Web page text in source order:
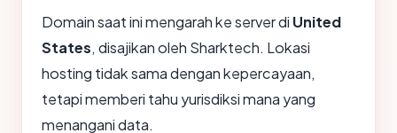
Domain saat ini mengarah ke server di United
States, disajikan oleh Sharktech. Lokasi
hosting tidak sama dengan kepercayaan,
tetapi memberi tahu yurisdiksi mana yang
menangani data.